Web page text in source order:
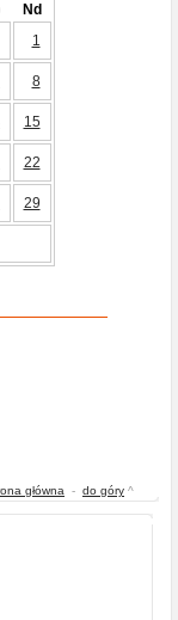
Nd
1
8
15
22
29
główna - do góry ^